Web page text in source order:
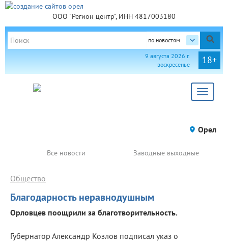
ООО "Регион центр", ИНН 4817003180
по новостям
18+
9 августа 2026 г.
воскресенье
Toggle
Орел
Все новости Заводные выходные
Благодарность неравнодушным
Общество
Орловцев поощрили за благотворительность.
Губернатор Александр Козлов подписал указ о